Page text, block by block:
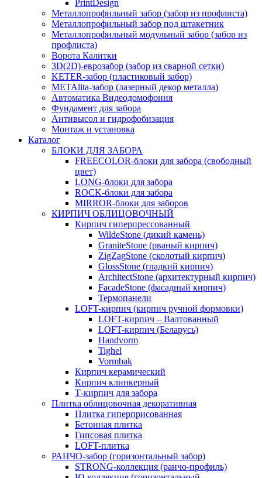
PrintDesign
Металлопрофильный забор (забор из профлиста)
Металлопрофильный забор под штакетник
Металлопрофильный модульный забор (забор из
профлиста)
Ворота Калитки
3D(2D)-еврозабор (забор из сварной сетки)
KETER-забор (пластиковый забор)
METAlita-забор (лaзерный декор металла)
Автоматика Видеодомофония
Фундамент для забора
Антивысол и гидрофобизация
Монтаж и установка
Каталог
БЛОКИ ДЛЯ ЗАБОРА
FREECOLOR-блоки для забора (свободный
цвет)
LONG-блоки для забора
ROCK-блоки для забора
MIRROR-блоки для заборов
КИРПИЧ ОБЛИЦОВОЧНЫЙ
Кирпич гиперпрессованный
WildeStone (дикий камень)
GraniteStone (рваный кирпич)
ZigZagStone (сколотый кирпич)
GlossStone (гладкий кирпич)
ArchitectStone (архитектурный кирпич)
FacadeStone (фасадный кирпич)
Термопанели
LOFT-кирпич (кирпич ручной формовки)
LOFT-кирпич – Валтованный
LOFT-кирпич (Беларусь)
Handvorm
Tighel
Vormbak
Кирпич керамический
Кирпич клинкерный
Т-кирпич для забора
Плитка облицовочная декоративная
Плитка гиперприсованная
Бетонная плитка
Гипсовая плитка
LOFT-плитка
РАНЧО-забор (горизонтальный забор)
STRONG-коллекция (ранчо-профиль)